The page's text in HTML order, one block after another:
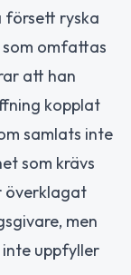
ryska
omfattas
att han
kopplat
samlats inte
som krävs
överklagat
men
uppfyller